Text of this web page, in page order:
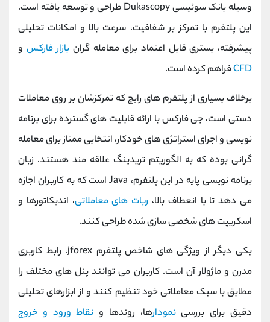
وسیله بانک سوئیسی Dukascopy طراحی و توسعه یافته است.
این پلتفرم با تمرکز بر شفافیت، سرعت بالا و امکانات تحلیلی
پیشرفته، بستری قابل اعتماد برای معامله‌ گران بازار فارکس و
CFDفراهم کرده است.
برخلاف بسیاری از پلتفرم‌ های رایج که تمرکزشان بر روی معاملات
دستی است، جی فارکس با ارائه قابلیت‌ های گسترده برای برنامه‌
نویسی و اجرای استراتژی‌ های خودکار، انتخابی ممتاز برای معامله‌
گرانی بوده که به الگوریتم‌ تریدینگ علاقه‌ مند هستند. زبان
برنامه‌ نویسی پایه در این پلتفرم، Java است که به کاربران اجازه
می‌ دهد تا با انعطاف بالا، ربات‌ های معاملاتی، اندیکاتورها و
اسکریپت‌ های شخصی‌ سازی‌ شده طراحی کنند.
یکی دیگر از ویژگی‌ های شاخص پلتفرم jforex، رابط کاربری
مدرن و ماژولار آن است. کاربران می‌ توانند پنل‌ های مختلف را
مطابق با سبک معاملاتی خود تنظیم کنند و از ابزارهای تحلیلی
دقیق برای بررسینمودارها، روندها و نقاط ورود و خروج